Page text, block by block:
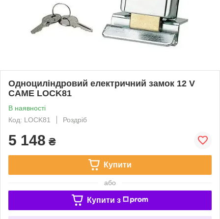
Одноциліндровий електричний замок 12 V
CAME LOCK81
В наявності
Код: LOCK81
Роздріб
5 148 ₴
Купити
або
Купити з